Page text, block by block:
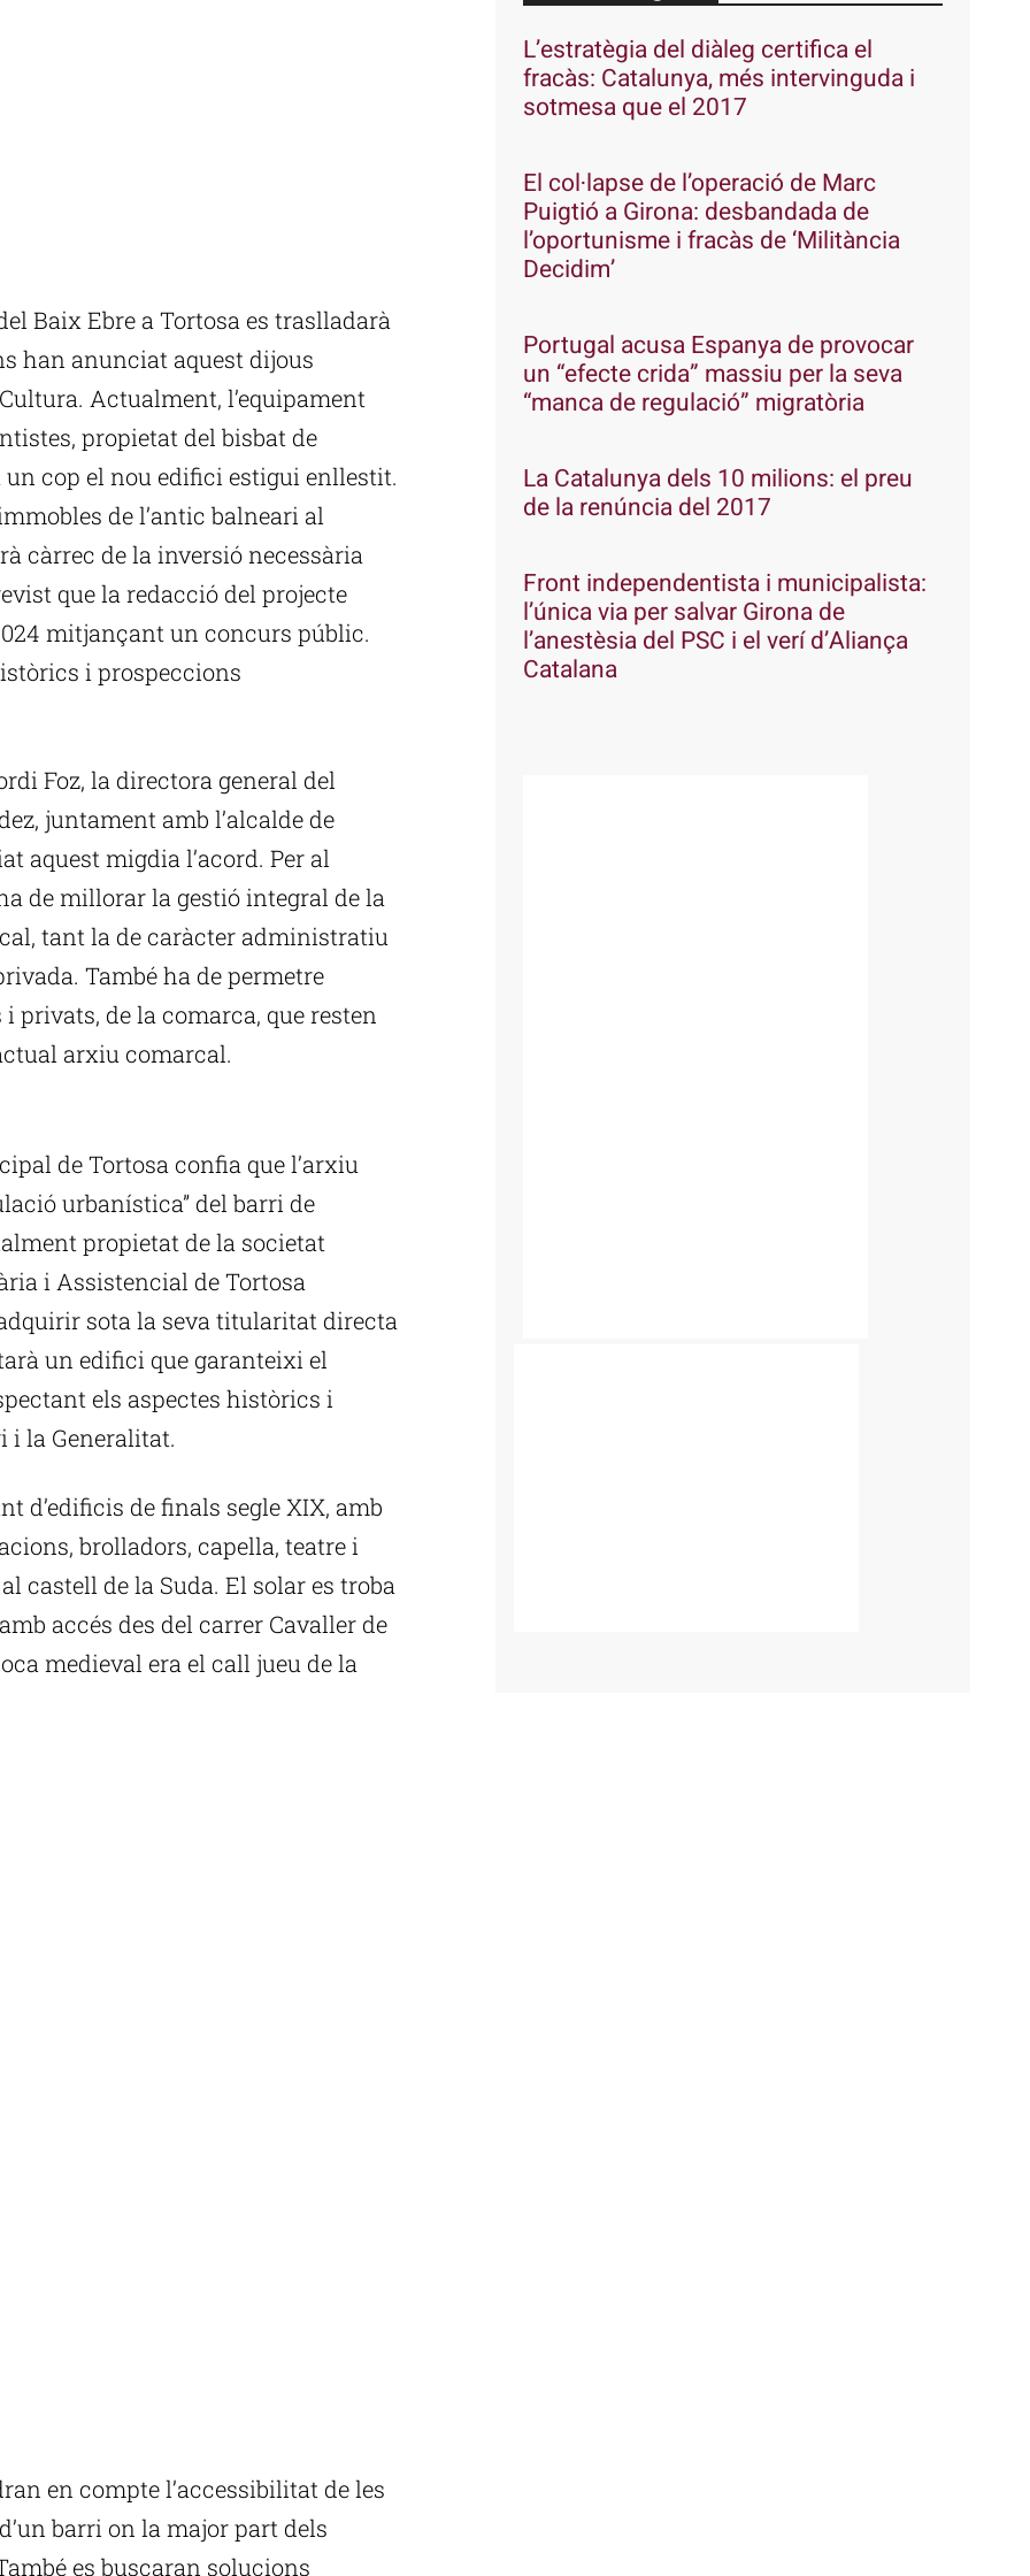
Baix Ebre a Tortosa es traslladarà
han anunciat aquest dijous
Actualment, l’equipament
propietat del bisbat de
cop el nou edifici estigui enllestit.
de l’antic balneari al
càrrec de la inversió necessària
que la redacció del projecte
mitjançant un concurs públic.
i prospeccions
Foz, la directora general del
juntament amb l’alcalde de
aquest migdia l’acord. Per al
de millorar la gestió integral de la
tant la de caràcter administratiu
També ha de permetre
privats, de la comarca, que resten
arxiu comarcal.
de Tortosa confia que l’arxiu
urbanística” del barri de
propietat de la societat
i Assistencial de Tortosa
sota la seva titularitat directa
un edifici que garanteixi el
els aspectes històrics i
i la Generalitat.
d’edificis de finals segle XIX, amb
brolladors, capella, teatre i
castell de la Suda. El solar es troba
accés des del carrer Cavaller de
medieval era el call jueu de la
en compte l’accessibilitat de les
barri on la major part dels
es buscaran solucions
L’estratègia del diàleg certifica el
fracàs: Catalunya, més intervinguda i
sotmesa que el 2017
El col·lapse de l’operació de Marc
Puigtió a Girona: desbandada de
l’oportunisme i fracàs de ‘Militància
Decidim’
Portugal acusa Espanya de provocar
un “efecte crida” massiu per la seva
“manca de regulació” migratòria
La Catalunya dels 10 milions: el preu
de la renúncia del 2017
Front independentista i municipalista:
l’única via per salvar Girona de
l’anestèsia del PSC i el verí d’Aliança
Catalana